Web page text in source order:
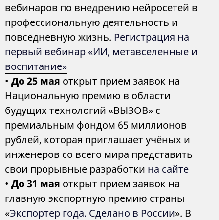
вебинаров по внедрению нейросетей в
профессиональную деятельность и
повседневную жизнь. Регистрация на
первый вебинар «ИИ, метавселенные и
воспитание»
• До 25 мая открыт прием заявок на
Национальную премию в области
будущих технологий «ВЫЗОВ» с
премиальным фондом 65 миллионов
рублей, которая приглашает учёных и
инженеров со всего мира представить
свои прорывные разработки на сайте
• До 31 мая открыт прием заявок на
главную экспортную премию страны
«Экспортер года. Сделано в России». В